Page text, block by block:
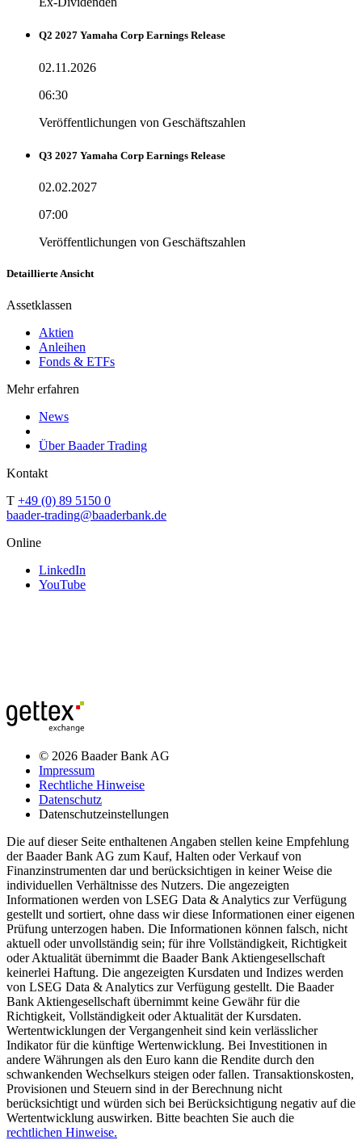
Q2 2027 Yamaha Corp Earnings Release
02.11.2026
06:30
Veröffentlichungen von Geschäftszahlen
Q3 2027 Yamaha Corp Earnings Release
02.02.2027
07:00
Veröffentlichungen von Geschäftszahlen
Detaillierte Ansicht
Assetklassen
Aktien
Anleihen
Fonds & ETFs
Mehr erfahren
News
Über Baader Trading
Kontakt
T +49 (0) 89 5150 0
baader-trading@baaderbank.de
Online
LinkedIn
YouTube
© 2026 Baader Bank AG
Impressum
Rechtliche Hinweise
Datenschutz
Datenschutzeinstellungen
Die auf dieser Seite enthaltenen Angaben stellen keine Empfehlung
der Baader Bank AG zum Kauf, Halten oder Verkauf von
Finanzinstrumenten dar und berücksichtigen in keiner Weise die
individuellen Verhältnisse des Nutzers. Die angezeigten
Informationen werden von LSEG Data & Analytics zur Verfügung
gestellt und sortiert, ohne dass wir diese Informationen einer eigenen
Prüfung unterzogen haben. Die Informationen können falsch, nicht
aktuell oder unvollständig sein; für ihre Vollständigkeit, Richtigkeit
oder Aktualität übernimmt die Baader Bank Aktiengesellschaft
keinerlei Haftung. Die angezeigten Kursdaten und Indizes werden
von LSEG Data & Analytics zur Verfügung gestellt. Die Baader
Bank Aktiengesellschaft übernimmt keine Gewähr für die
Richtigkeit, Vollständigkeit oder Aktualität der Kursdaten.
Wertentwicklungen der Vergangenheit sind kein verlässlicher
Indikator für die künftige Wertenwicklung. Bei Investitionen in
andere Währungen als den Euro kann die Rendite durch den
schwankenden Wechselkurs steigen oder fallen. Transaktionskosten,
Provisionen und Steuern sind in der Berechnung nicht
berücksichtigt und würden sich bei Berücksichtigung negativ auf die
Wertentwicklung auswirken. Bitte beachten Sie auch die
rechtlichen Hinweise.